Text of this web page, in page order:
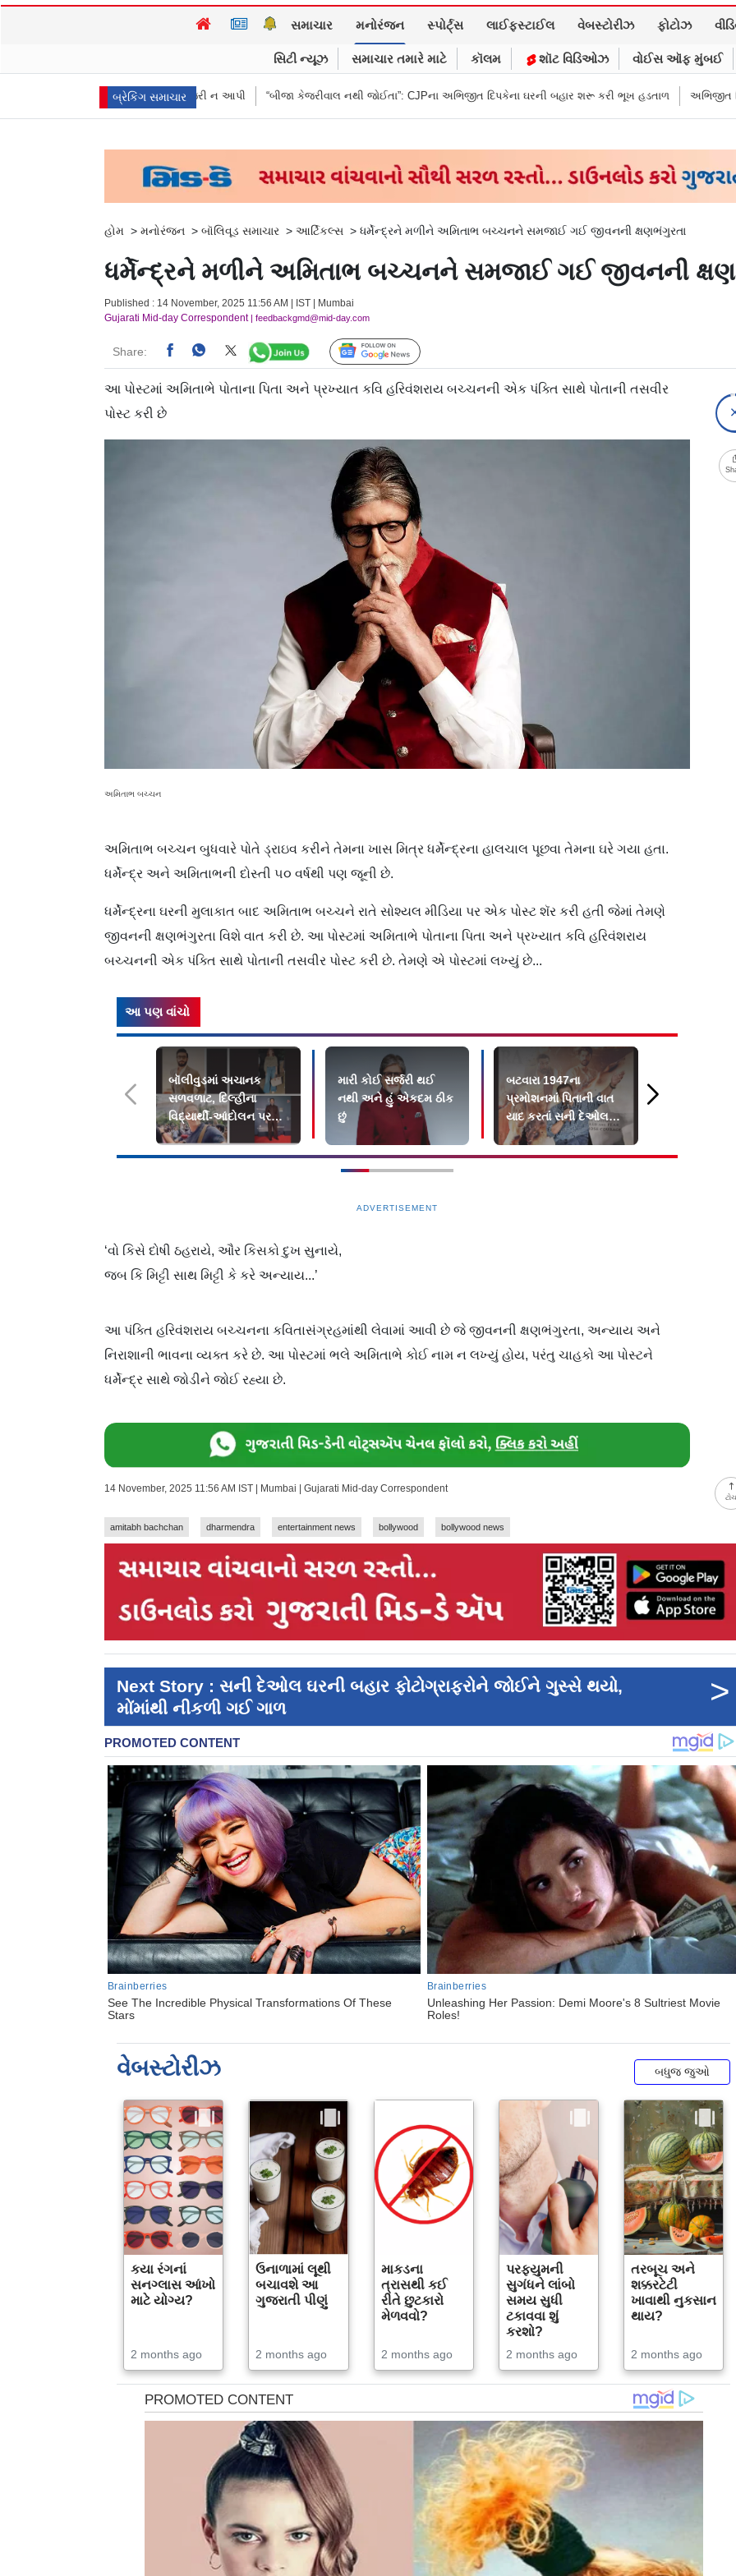
સમાચાર મનોરંજન સ્પોર્ટ્સ લાઈફસ્ટાઈલ વેબસ્ટોરીઝ ફોટોઝ
સિટી ન્યૂઝ સમાચાર તમારે માટે કૉલમ શૉટ વિડિઓઝ વોઈસ ઑફ મુંબઈ
બ્રેકિંગ સમાચાર
મોકલાવ્યા પણ હાજરી ન આપી “બીજા કેજરીવાલ નથી જોઈતા”: CJPના અભિજીત દિપકેના ઘરની બહાર શરૂ કરી ભૂખ હડતાળ અભિજીત દિપકેએ CJPની નવી
હોમ > મનોરંજન > બૉલિવૂડ સમાચાર > આર્ટિકલ્સ > ધર્મેન્દ્રને મળીને અમિતાભ બચ્ચનને સમજાઈ ગઈ જીવનની ક્ષણભંગુરતા
ધર્મેન્દ્રને મળીને અમિતાભ બચ્ચનને સમજાઈ ગઈ જીવનની
Published : 14 November, 2025 11:56 AM | IST | Mumbai
Gujarati Mid-day Correspondent| feedbackgmd@mid-day.com
Share: Follow Us
આ પોસ્ટમાં અમિતાભે પોતાના પિતા અને પ્રખ્યાત કવિ હરિવંશરાય બચ્ચનની એક પંક્તિ સાથે પોતાની તસવીર
પોસ્ટ કરી છે
અમિતાભ બચ્ચન
અમિતાભ બચ્ચન બુધવારે પોતે ડ્રાઇવ કરીને તેમના ખાસ મિત્ર ધર્મેન્દ્રના હાલચાલ પૂછવા તેમના ઘરે ગયા હતા.
ધર્મેન્દ્ર અને અમિતાભની દોસ્તી ૫૦ વર્ષથી પણ જૂની છે.
ધર્મેન્દ્રના ઘરની મુલાકાત બાદ અમિતાભ બચ્ચને રાતે સોશ્યલ મીડિયા પર એક પોસ્ટ શૅર કરી હતી જેમાં તેમણે
જીવનની ક્ષણભંગુરતા વિશે વાત કરી છે. આ પોસ્ટમાં અમિતાભે પોતાના પિતા અને પ્રખ્યાત કવિ હરિવંશરાય
બચ્ચનની એક પંક્તિ સાથે પોતાની તસવીર પોસ્ટ કરી છે. તેમણે એ પોસ્ટમાં લખ્યું છે...
આ પણ વાંચો
બૉલીવુડમાં અચાનક
સળવળાટ, દિલ્હીના
વિદ્યાર્થી-આંદોલન પર
આખરે બોલવા લાગ્યા
સ્ટાર્સ
મારી કોઈ સર્જરી થઈ
નથી અને હું એકદમ ઠીક
છું
બટવારા 1947ના
પ્રમોશનમાં પિતાની વાત
યાદ કરતાં સની દેઓલનું
નિવેદન ચર્ચામાં
ADVERTISEMENT
‘વો કિસે દોષી ઠહરાયે, ઔર કિસકો દુખ સુનાયે,
જબ કિ મિટ્ટી સાથ મિટ્ટી કે કરે અન્યાય...’
આ પંક્તિ હરિવંશરાય બચ્ચનના કવિતાસંગ્રહમાંથી લેવામાં આવી છે જે જીવનની ક્ષણભંગુરતા, અન્યાય અને
નિરાશાની ભાવના વ્યક્ત કરે છે. આ પોસ્ટમાં ભલે અમિતાભે કોઈ નામ ન લખ્યું હોય, પરંતુ ચાહકો આ પોસ્ટને
ધર્મેન્દ્ર સાથે જોડીને જોઈ રહ્યા છે.
14 November, 2025 11:56 AM IST | Mumbai | Gujarati Mid-day Correspondent
amitabh bachchan dharmendra entertainment news bollywood bollywood news
Next Story : સની દેઓલ ઘરની બહાર ફોટોગ્રાફરોને જોઈને ગુસ્સે થયો,
મોંમાંથી નીકળી ગઈ ગાળ
>
વેબસ્ટોરીઝ બધુજ જુઓ
કયા રંગનાં
સનગ્લાસ આંખો
માટે યોગ્ય?
2 months ago
ઉનાળામાં લૂથી
બચાવશે આ
ગુજરાતી પીણું
2 months ago
માકડના
ત્રાસથી કઈ
રીતે છુટકારો
મેળવવો?
2 months ago
પરફ્યુમની
સુગંધને લાંબો
સમય સુધી
ટકાવવા શું
કરશો?
2 months ago
તરબૂચ અને
શક્કરટેટી
ખાવાથી નુકસાન
થાય?
2 months ago